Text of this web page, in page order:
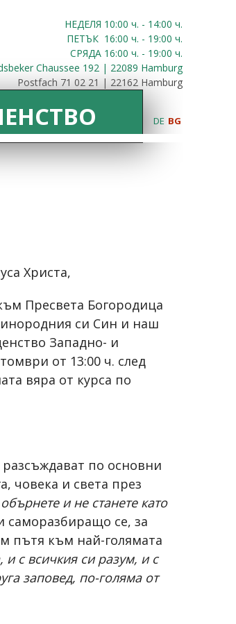
НЕДЕЛЯ 10:00 ч. - 14:00 ч.
ПЕТЪК 16:00 ч. - 19:00 ч.
СРЯДА 16:00 ч. - 19:00 ч.
Chaussee 192 | 22089 Hamburg
Postfach 71 02 21 | 22162 Hamburg
DE BG
Христа,
Пресвета Богородица
си Син и наш
Западно- и
от 13:00 ч. след
вяра от курса по
по основни
човека и света през
и не станете като
саморазбиращо се, за
пътя към най-голямата
и с всичкия си разум, и с
заповед, по-голяма от